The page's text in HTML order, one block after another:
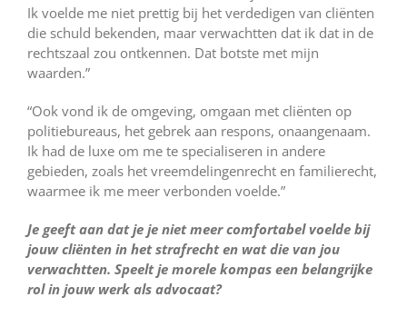
Ik voelde me niet prettig bij het verdedigen van cliënten
die schuld bekenden, maar verwachtten dat ik dat in de
rechtszaal zou ontkennen. Dat botste met mijn
waarden.”
“Ook vond ik de omgeving, omgaan met cliënten op
politiebureaus, het gebrek aan respons, onaangenaam.
Ik had de luxe om me te specialiseren in andere
gebieden, zoals het vreemdelingenrecht en familierecht,
waarmee ik me meer verbonden voelde.”
Je geeft aan dat je je niet meer comfortabel voelde bij
jouw cliënten in het strafrecht en wat die van jou
verwachtten. Speelt je morele kompas een belangrijke
rol in jouw werk als advocaat?